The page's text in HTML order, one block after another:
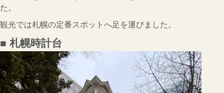
た。
観光では札幌の定番スポットへ足を運びました。
■ 札幌時計台